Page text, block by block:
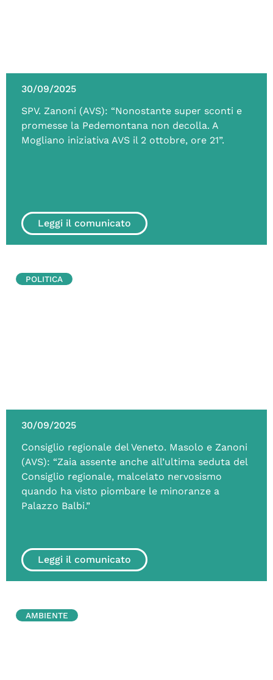
30/09/2025
SPV. Zanoni (AVS): “Nonostante super sconti e
promesse la Pedemontana non decolla. A
Mogliano iniziativa AVS il 2 ottobre, ore 21”.
Leggi il comunicato
30/09/2025
Consiglio regionale del Veneto. Masolo e Zanoni
(AVS): “Zaia assente anche all’ultima seduta del
Consiglio regionale, malcelato nervosismo
quando ha visto piombare le minoranze a
Palazzo Balbi.”
Leggi il comunicato
POLITICA
AMBIENTE